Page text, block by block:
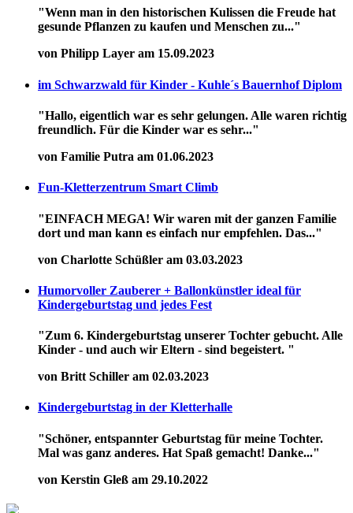
"Wenn man in den historischen Kulissen die Freude hat
gesunde Pflanzen zu kaufen und Menschen zu..."
von Philipp Layer am 15.09.2023
im Schwarzwald für Kinder - Kuhle´s Bauernhof Diplom
"Hallo, eigentlich war es sehr gelungen. Alle waren richtig
freundlich. Für die Kinder war es sehr..."
von Familie Putra am 01.06.2023
Fun-Kletterzentrum Smart Climb
"EINFACH MEGA! Wir waren mit der ganzen Familie
dort und man kann es einfach nur empfehlen. Das..."
von Charlotte Schüßler am 03.03.2023
Humorvoller Zauberer + Ballonkünstler ideal für
Kindergeburtstag und jedes Fest
"Zum 6. Kindergeburtstag unserer Tochter gebucht. Alle
Kinder - und auch wir Eltern - sind begeistert. "
von Britt Schiller am 02.03.2023
Kindergeburtstag in der Kletterhalle
"Schöner, entspannter Geburtstag für meine Tochter.
Mal was ganz anderes. Hat Spaß gemacht! Danke..."
von Kerstin Gleß am 29.10.2022